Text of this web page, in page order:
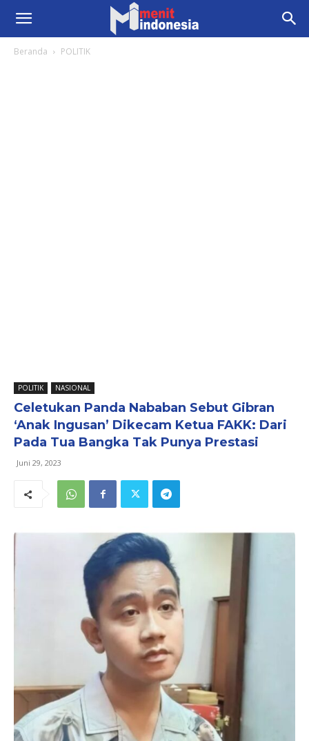
Beranda POLITIK
POLITIK NASIONAL
Celetukan Panda Nababan Sebut Gibran
‘Anak Ingusan’ Dikecam Ketua FAKK: Dari
Pada Tua Bangka Tak Punya Prestasi
Juni 29, 2023